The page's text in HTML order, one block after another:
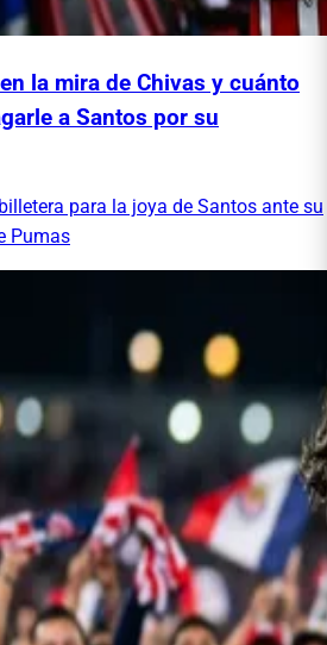
la mira de Chivas y cuánto
a Santos por su
para la joya de Santos ante su
Pumas